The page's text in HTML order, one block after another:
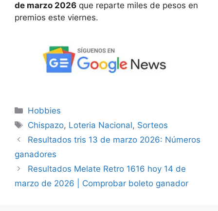
de marzo 2026 que reparte miles de pesos en
premios este viernes.
Categorías
Hobbies
Etiquetas
Chispazo, Loteria Nacional, Sorteos
Resultados tris 13 de marzo 2026: Números
ganadores
Resultados Melate Retro 1616 hoy 14 de
marzo de 2026 | Comprobar boleto ganador